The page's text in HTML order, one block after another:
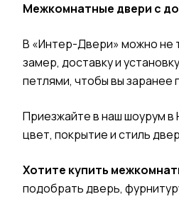
Межкомнатные двери с
В «Интер-Двери» можно не
замер, доставку и
петлями, чтобы вы
Приезжайте в наш шоурум
цвет, покрытие и стиль
Хотите купить
подобрать дверь,